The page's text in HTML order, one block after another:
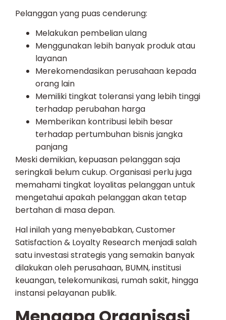
Pelanggan yang puas cenderung:
Melakukan pembelian ulang
Menggunakan lebih banyak produk atau
layanan
Merekomendasikan perusahaan kepada
orang lain
Memiliki tingkat toleransi yang lebih tinggi
terhadap perubahan harga
Memberikan kontribusi lebih besar
terhadap pertumbuhan bisnis jangka
panjang
Meski demikian, kepuasan pelanggan saja
seringkali belum cukup. Organisasi perlu juga
memahami tingkat loyalitas pelanggan untuk
mengetahui apakah pelanggan akan tetap
bertahan di masa depan.
Hal inilah yang menyebabkan, Customer
Satisfaction & Loyalty Research menjadi salah
satu investasi strategis yang semakin banyak
dilakukan oleh perusahaan, BUMN, institusi
keuangan, telekomunikasi, rumah sakit, hingga
instansi pelayanan publik.